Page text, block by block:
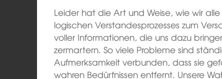
Leider hat die Art und Weise, wie wir
logischen Verstandesprozesses zum
voller Informationen, die uns dazu
zermartern. So viele Probleme sind
Aufmerksamkeit verbunden, dass sie
wahren Bedürfnissen entfernt. Unsere